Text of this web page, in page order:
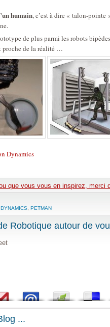
humain, c’est à dire « talon-pointe
de plus parmi les robots
proche de la réalité …
Dynamics
que vous vous en inspirez, merci
PETMAN
Robotique autour de
...